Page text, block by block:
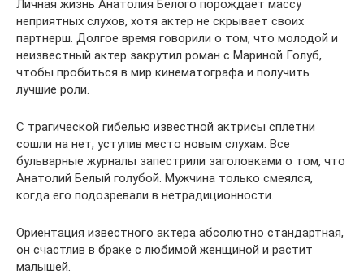
Личная жизнь Анатолия Белого порождает массу
неприятных слухов, хотя актер не скрывает своих
партнерш. Долгое время говорили о том, что молодой и
неизвестный актер закрутил роман с Мариной Голуб,
чтобы пробиться в мир кинематографа и получить
лучшие роли.
С трагической гибелью известной актрисы сплетни
сошли на нет, уступив место новым слухам. Все
бульварные журналы запестрили заголовками о том, что
Анатолий Белый голубой. Мужчина только смеялся,
когда его подозревали в нетрадиционности.
Ориентация известного актера абсолютно стандартная,
он счастлив в браке с любимой женщиной и растит
малышей.